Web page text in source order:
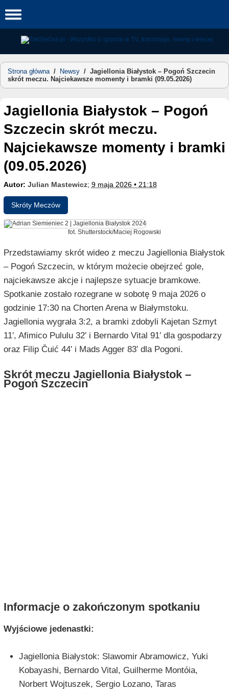
to
Strona główna/ Newsy / Jagiellonia Białystok – Pogoń Szczecin
skrót meczu. Najciekawsze momenty i bramki (09.05.2026)
Jagiellonia Białystok – Pogoń
Szczecin skrót meczu.
Najciekawsze momenty i bramki
(09.05.2026)
Autor: Julian Mastewicz; 9 maja 2026 • 21:18
Skróty Meczów
fot. Shutterstock/Maciej Rogowski
Przedstawiamy skrót wideo z meczu Jagiellonia Białystok
– Pogoń Szczecin, w którym możecie obejrzeć gole,
najciekawsze akcje i najlepsze sytuacje bramkowe.
Spotkanie zostało rozegrane w sobotę 9 maja 2026 o
godzinie 17:30 na Chorten Arena w Białymstoku.
Jagiellonia wygrała 3:2, a bramki zdobyli Kajetan Szmyt
11′, Afimico Pululu 32′ i Bernardo Vital 91′ dla gospodarzy
oraz Filip Čuić 44′ i Mads Agger 83′ dla Pogoni.
Skrót meczu Jagiellonia Białystok –
Pogoń Szczecin
Informacje o zakończonym spotkaniu
Wyjściowe jedenastki:
Jagiellonia Białystok: Slawomir Abramowicz, Yuki
Kobayashi, Bernardo Vital, Guilherme Montóia,
Norbert Wojtuszek, Sergio Lozano, Taras